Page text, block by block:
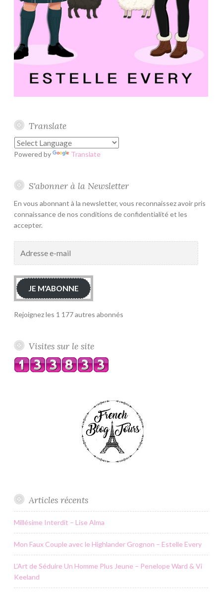
Translate
Powered by Translate
S'abonner à la Newsletter
En vous abonnant à la newsletter, vous reconnaissez avoir pris
connaissance de nos conditions de confidentialité et les
accepter.
mail
JE M'ABONNE
Rejoignez les 1 177 autres abonnés
Visites sur le site
Articles récents
Millésime Interdit – Lise Alma
Mon Faux Couple avec le Highlander Grognon – Estelle Every
L’Art de Séduire Un Homme Plus Jeune – Penelope Ward & Vi
Keeland